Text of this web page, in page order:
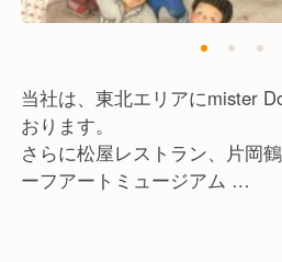
当社は、東北エリアにmister
おります。
さらに松屋レストラン、片岡
ーフアートミュージアム
新規事業として喜多方ラーメ